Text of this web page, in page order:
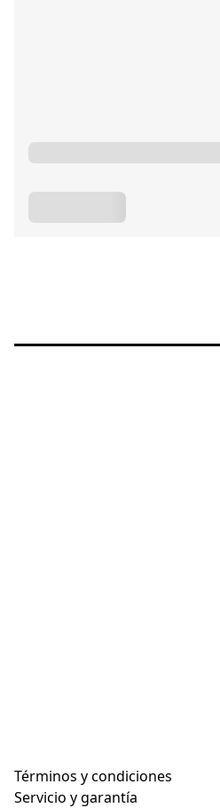
Términos y condiciones
Servicio y garantía